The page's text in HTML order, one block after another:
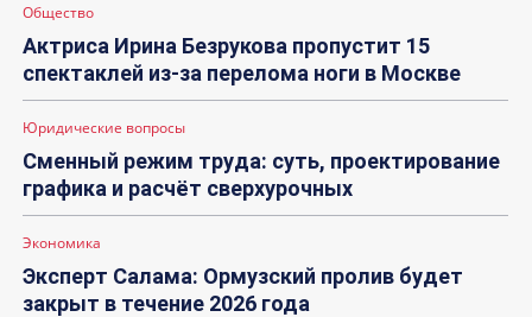
Общество
Актриса Ирина Безрукова пропустит 15
спектаклей из-за перелома ноги в Москве
Юридические вопросы
Сменный режим труда: суть, проектирование
графика и расчёт сверхурочных
Экономика
Эксперт Салама: Ормузский пролив будет
закрыт в течение 2026 года